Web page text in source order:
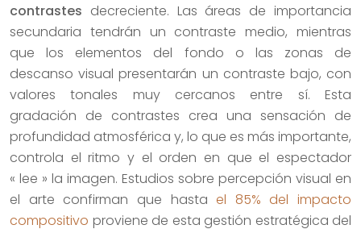
contrastes decreciente. Las áreas de importancia
secundaria tendrán un contraste medio, mientras
que los elementos del fondo o las zonas de
descanso visual presentarán un contraste bajo, con
valores tonales muy cercanos entre sí. Esta
gradación de contrastes crea una sensación de
profundidad atmosférica y, lo que es más importante,
controla el ritmo y el orden en que el espectador
« lee » la imagen. Estudios sobre percepción visual en
el arte confirman que hastael 85% del impacto
compositivo proviene de esta gestión estratégica del